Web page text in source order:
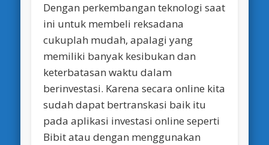
Dengan perkembangan teknologi saat
ini untuk membeli reksadana
cukuplah mudah, apalagi yang
memiliki banyak kesibukan dan
keterbatasan waktu dalam
berinvestasi. Karena secara online kita
sudah dapat bertranskasi baik itu
pada aplikasi investasi online seperti
Bibit atau dengan menggunakan